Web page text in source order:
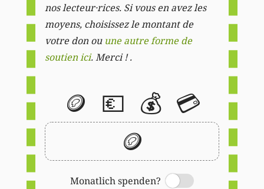
nos lecteur·rices. Si vous en avez les
moyens, choisissez le montant de
votre don ou une autre forme de
soutien ici. Merci ! .
🪙 💶 💰 💳
🪙
Monatlich spenden?
Switch